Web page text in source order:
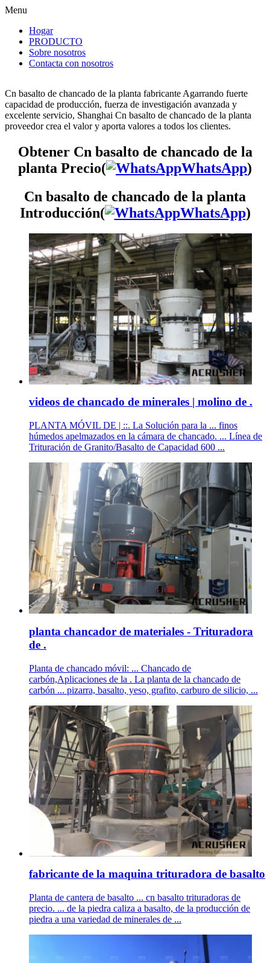
Menu
Hogar
PRODUCTO
Sobre nosotros
Contacta con nosotros
Cn basalto de chancado de la planta fabricante Agarrando fuerte
capacidad de producción, fuerza de investigación avanzada y
excelente servicio, Shanghai Cn basalto de chancado de la planta
proveedor crea el valor y aporta valores a todos los clientes.
Obtener Cn basalto de chancado de la
planta Precio(
WhatsApp)
Cn basalto de chancado de la planta
Introducción(
WhatsApp)
videos de chancado de minerales | molino de .
PLANTA MÓVIL DE | ::. La Solución para la ... finos
húmedos apelmazados en la cámara de chancado. ... Línea de
Trituración de Granito/Basalto de Capacidad 600 ...
planta chancador de materiales - Trituradora
de .
Planta de chancado móvil: ... Chancado de
carbón,Aplicaciones de la . La planta de la chancado de
carbón ... pizarra, basalto, yeso, grafito, carburo de silicio, ...
fabricante de la maquina trituradora de basalto
Planta de cantera de basalto ... cn basalto trituradoras de
precio. ... de la piedra caliza a basalto, de la producción de
piedra a una variedad de minerales de ...